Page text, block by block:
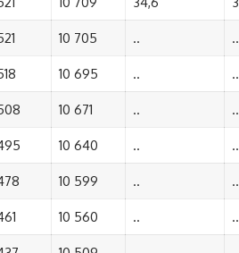
10 705 .. ..
10 695 .. ..
10 671 .. ..
10 640 .. ..
10 599 .. ..
10 560 .. ..